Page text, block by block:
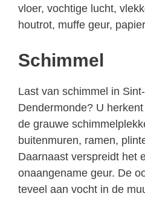
vloer, vochtige lucht,
houtrot, muffe geur,
Schimmel
Last van schimmel in
Dendermonde? U
de grauwe
buitenmuren, ramen,
Daarnaast verspreidt het
onaangename geur. De
teveel aan vocht in de